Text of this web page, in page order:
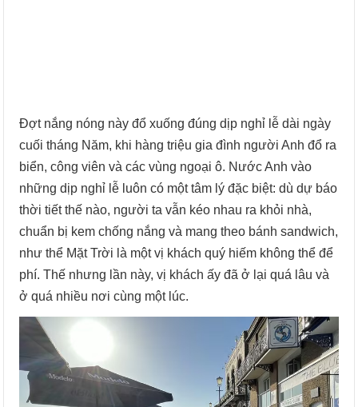
Đợt nắng nóng này đổ xuống đúng dịp nghỉ lễ dài ngày
cuối tháng Năm, khi hàng triệu gia đình người Anh đổ ra
biển, công viên và các vùng ngoại ô. Nước Anh vào
những dịp nghỉ lễ luôn có một tâm lý đặc biệt: dù dự báo
thời tiết thế nào, người ta vẫn kéo nhau ra khỏi nhà,
chuẩn bị kem chống nắng và mang theo bánh sandwich,
như thể Mặt Trời là một vị khách quý hiếm không thể để
phí. Thế nhưng lần này, vị khách ấy đã ở lại quá lâu và
ở quá nhiều nơi cùng một lúc.